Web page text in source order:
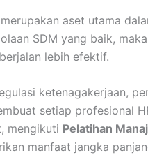
aset utama
SDM yang baik,
lebih efektif.
ketenagakerjaan,
setiap profesional
mengikuti Pelatihan
manfaat jangka